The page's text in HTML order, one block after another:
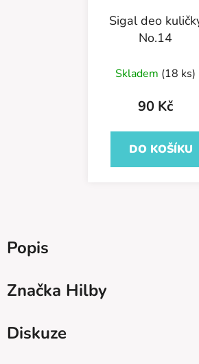
Sigal deo
No.14
Skladem (18 ks)
90 Kč
DO KOŠÍKU
Popis
Značka Hilby
Diskuze